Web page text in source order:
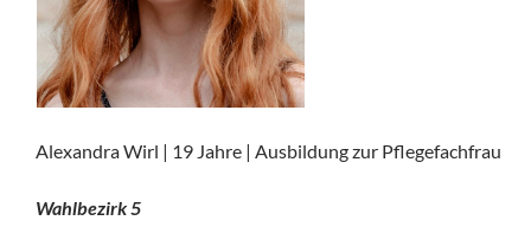
Alexandra Wirl | 19 Jahre | Ausbildung zur Pflegefachfrau
Wahlbezirk 5